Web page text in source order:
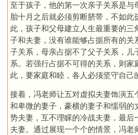
至于孩子，他的第一次亲子关系是与
胎十月之后就必须剪断脐带，不如此
此，孩子和父母建立人生最重要的三
子和夫妻，没有谁能够占据所有的关
子关系，母亲占据不了父子关系，儿
系。若强行占据不可得的关系，则家
此，要家庭和睦，各人必须坚守自己
接着，冯老师让五对虚拟夫妻饰演五
和卑微的妻子，豪横的妻子和懦弱的
势夫妻，互不理睬的冷战夫妻，最后
夫妻。通过展现一个个的情景，冯老